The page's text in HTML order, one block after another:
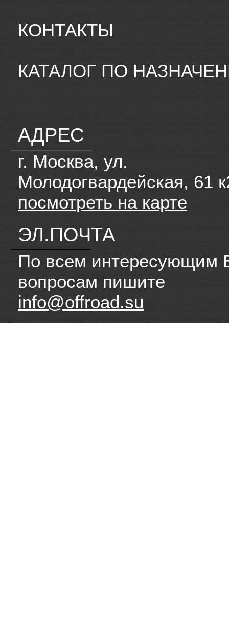
КОНТАКТЫ
КАТАЛОГ ПО
АДРЕС
г. Москва, ул.
Молодогвардейская, 61
посмотреть на карте
ЭЛ.ПОЧТА
По всем интересующим
вопросам пишите
info@offroad.su